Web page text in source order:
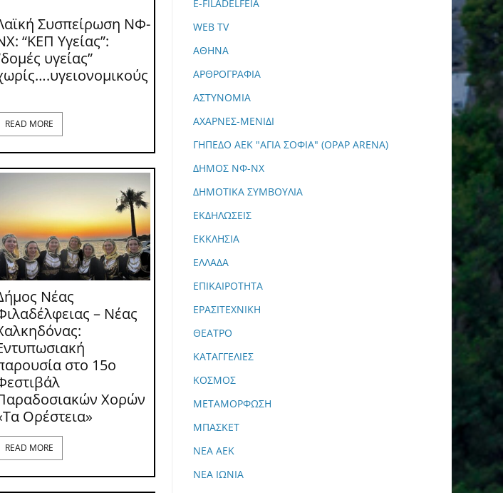
Συσπείρωση ΝΦ-
“ΚΕΠ Υγείας”:
υγείας”
READ MORE
Νέας
– Νέας
στο 15ο
Χορών
Ορέστεια»
READ MORE
E-FILADELFEIA
WEB TV
ΑΘΗΝΑ
ΑΡΘΡΟΓΡΑΦΙΑ
ΑΣΤΥΝΟΜΙΑ
ΑΧΑΡΝΕΣ-ΜΕΝΙΔΙ
ΓΗΠΕΔΟ ΑΕΚ "ΑΓΙΑ ΣΟΦΙΑ" (OPAP ARENA)
ΔΗΜΟΣ ΝΦ-ΝΧ
ΔΗΜΟΤΙΚΑ ΣΥΜΒΟΥΛΙΑ
ΕΚΔΗΛΩΣΕΙΣ
ΕΚΚΛΗΣΙΑ
ΕΛΛΑΔΑ
ΕΠΙΚΑΙΡΟΤΗΤΑ
ΕΡΑΣΙΤΕΧΝΙΚΗ
ΘΕΑΤΡΟ
ΚΑΤΑΓΓΕΛΙΕΣ
ΚΟΣΜΟΣ
ΜΕΤΑΜΟΡΦΩΣΗ
ΜΠΑΣΚΕΤ
ΝΕΑ ΑΕΚ
ΝΕΑ ΙΩΝΙΑ